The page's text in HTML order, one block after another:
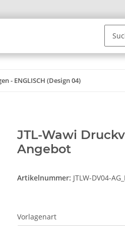
- ENGLISCH (Design 04)
JTL-Wawi
Angebot
Artikelnummer: JTLW-DV04-
Vorlagenart